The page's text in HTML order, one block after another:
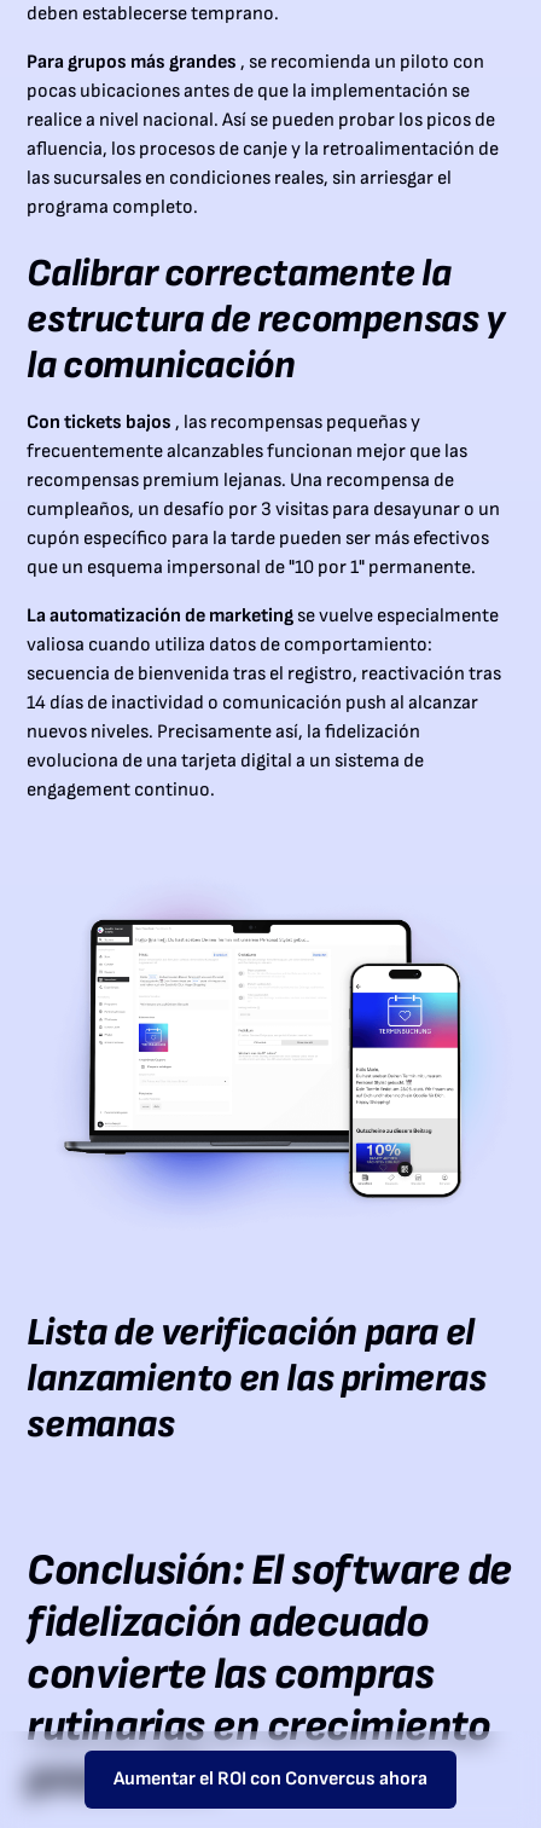
deben establecerse temprano.
Para grupos más grandes , se recomienda un piloto con
pocas ubicaciones antes de que la implementación se
realice a nivel nacional. Así se pueden probar los picos de
afluencia, los procesos de canje y la retroalimentación de
las sucursales en condiciones reales, sin arriesgar el
programa completo.
Calibrar correctamente la
estructura de recompensas y
la comunicación
Con tickets bajos , las recompensas pequeñas y
frecuentemente alcanzables funcionan mejor que las
recompensas premium lejanas. Una recompensa de
cumpleaños, un desafío por 3 visitas para desayunar o un
cupón específico para la tarde pueden ser más efectivos
que un esquema impersonal de "10 por 1" permanente.
La automatización de marketing se vuelve especialmente
valiosa cuando utiliza datos de comportamiento:
secuencia de bienvenida tras el registro, reactivación tras
14 días de inactividad o comunicación push al alcanzar
nuevos niveles. Precisamente así, la fidelización
evoluciona de una tarjeta digital a un sistema de
engagement continuo.
Lista de verificación para el
lanzamiento en las primeras
semanas
Conclusión: El software de
fidelización adecuado
convierte las compras
rutinarias en crecimiento
predecible
Aumentar el ROI con Convercus ahora